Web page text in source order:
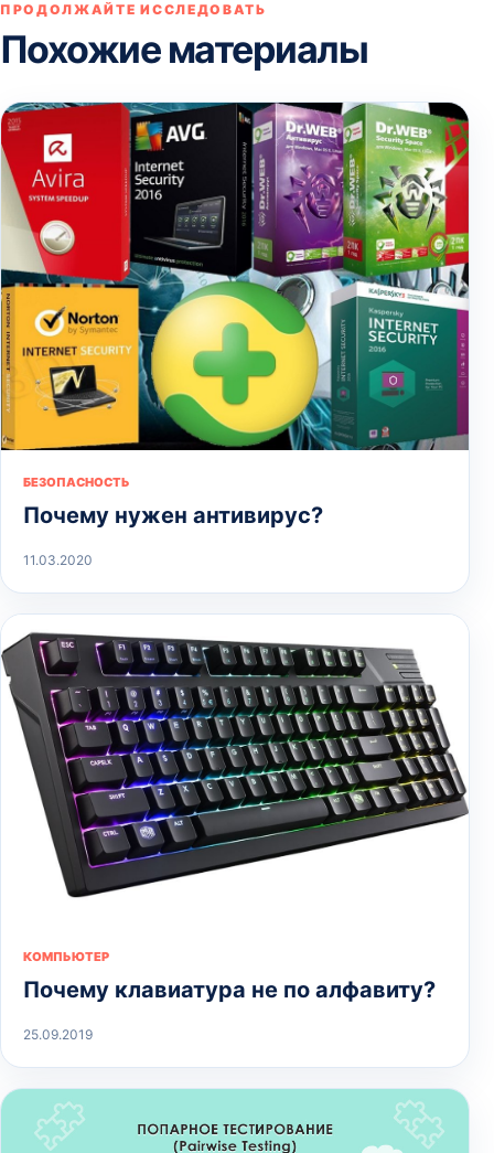
ПРОДОЛЖАЙТЕ ИССЛЕДОВАТЬ
Похожие материалы
БЕЗОПАСНОСТЬ
Почему нужен антивирус?
11.03.2020
КОМПЬЮТЕР
Почему клавиатура не по алфавиту?
25.09.2019